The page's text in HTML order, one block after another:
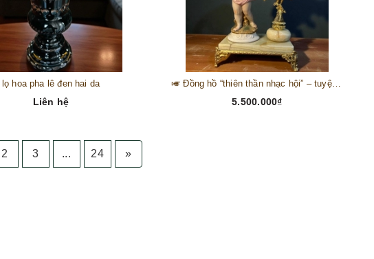
lọ hoa pha lê đen hai da
Liên hệ
🎺 Đồng hồ “thiên thần nhạc hội” – tuyệt mỹ phẩm trang trí phong cách hoàng gia 🎼
5.500.000₫
2 3 ... 24 »